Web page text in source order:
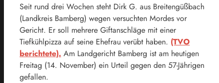
Seit rund drei Wochen steht Dirk G. aus Breitengüßbach
(Landkreis Bamberg) wegen versuchten Mordes vor
Gericht. Er soll mehrere Giftanschläge mit einer
Tiefkühlpizza auf seine Ehefrau verübt haben. (TVO
berichtete). Am Landgericht Bamberg ist am heutigen
Freitag (14. November) ein Urteil gegen den 57-Jährigen
gefallen.